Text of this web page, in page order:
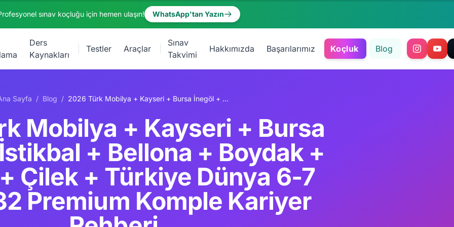
sınav koçluğu için hemen ulaşın! WhatsApp'tan Yazın
Ders
Kaynakları
Testler Araçlar
Sınav
Takvimi
Hakkımızda Başarılarımız Koçluk Blog
Sayfa / Blog / 2026 Türk Mobilya + Kayseri + Bursa İnegöl + İstikbal + Bellona + Boydak + Doğtaş + Çilek + Türkiye Dünya 6-7 Pillar 232 Premium Komple Kariyer Rehberi
Mobilya + Kayseri + Bursa
+ Bellona + Boydak +
Çilek + Türkiye Dünya 6-7
Premium Komple Kariyer